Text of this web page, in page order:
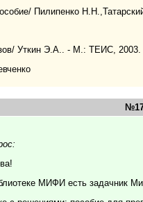
Пилипенко
Уткин Э.А.. - М.: ТЕИС, 2003.
МИФИ есть задачник